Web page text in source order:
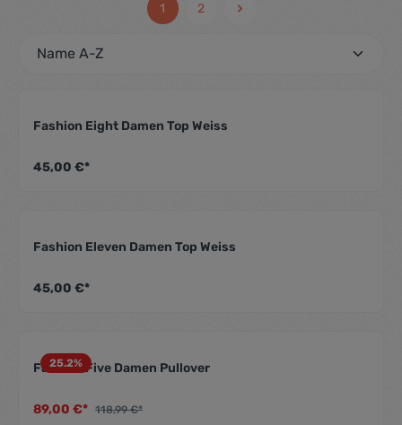
1 2
Fashion Eight Damen Top Weiss
45,00 €*
Fashion Eleven Damen Top Weiss
45,00 €*
25.2%
Fashion Five Damen Pullover
89,00 €* 118,99 €*